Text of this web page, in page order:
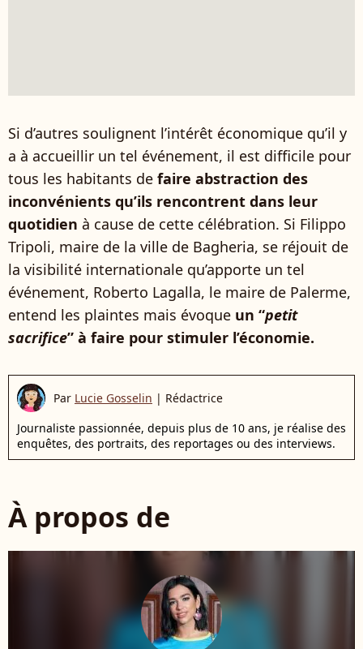
Si d’autres soulignent l’intérêt économique qu’il y
a à accueillir un tel événement, il est difficile pour
tous les habitants de faire abstraction des
inconvénients qu’ils rencontrent dans leur
quotidien à cause de cette célébration. Si Filippo
Tripoli, maire de la ville de Bagheria, se réjouit de
la visibilité internationale qu’apporte un tel
événement, Roberto Lagalla, le maire de Palerme,
entend les plaintes mais évoque un “petit
sacrifice” à faire pour stimuler l’économie.
Par Lucie Gosselin | Rédactrice
Journaliste passionnée, depuis plus de 10 ans, je réalise des
enquêtes, des portraits, des reportages ou des interviews.
À propos de